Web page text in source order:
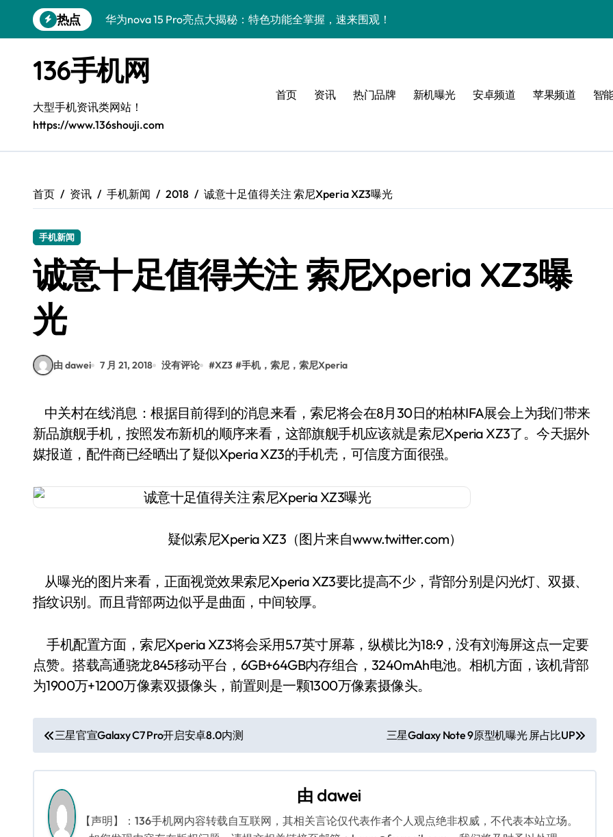
到
热点
华为nova 15 Pro亮点大揭秘：特色功能全掌握，速来围观！
荣耀ROBOT PHONE评测：资讯小助手，动态一手随时抓！
小米17 Pro Max抢先评测：一机在手，最新动态全掌控！
REDMI K90深度揭秘：硬核配置+发售信息全在这！
荣耀Magic V6速评：一屏掌控，解锁高效玩机新姿势！
荣耀500 Pro携MOLLY来袭，速览前沿科技新体验！
136手机网
大型手机资讯类网站！
https://www.136shouji.com
首页 资讯 热门品牌 新机曝光 安卓频道 苹果频道 智
首页 资讯 手机新闻 2018 诚意十足值得关注 索尼Xperia XZ3曝光
手机新闻
诚意十足值得关注 索尼Xperia XZ3曝
光
由 dawei 7 月 21, 2018 没有评论 #XZ3 #手机，索尼，索尼Xperia
中关村在线消息：根据目前得到的消息来看，索尼将会在8月30日的柏林IFA展会上为我们带来
新品旗舰手机，按照发布新机的顺序来看，这部旗舰手机应该就是索尼Xperia XZ3了。今天据外
媒报道，配件商已经晒出了疑似Xperia XZ3的手机壳，可信度方面很强。
疑似索尼Xperia XZ3（图片来自www.twitter.com）
从曝光的图片来看，正面视觉效果索尼Xperia XZ3要比提高不少，背部分别是闪光灯、双摄、
指纹识别。而且背部两边似乎是曲面，中间较厚。
手机配置方面，索尼Xperia XZ3将会采用5.7英寸屏幕，纵横比为18:9，没有刘海屏这点一定要
点赞。搭载高通骁龙845移动平台，6GB+64GB内存组合，3240mAh电池。相机方面，该机背部
为1900万+1200万像素双摄像头，前置则是一颗1300万像素摄像头。
文
章
导
航
三星官宣Galaxy C7 Pro开启安卓8.0内测 三星Galaxy Note 9原型机曝光 屏占比UP
由 dawei
【声明】：136手机网内容转载自互联网，其相关言论仅代表作者个人观点绝非权威，不代表本站立场。